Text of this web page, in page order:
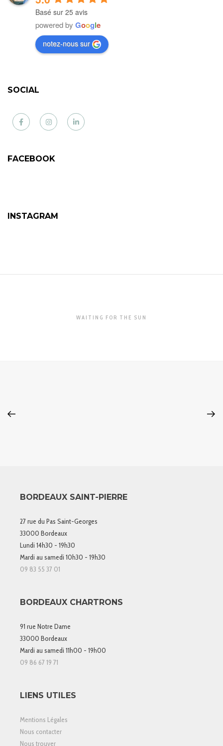
Basé sur 25 avis
powered by Google
notez-nous sur
SOCIAL
Facebook Instagram LinkedIn
FACEBOOK
INSTAGRAM
WAITING FOR THE SUN
BORDEAUX SAINT-PIERRE
27 rue du Pas Saint-Georges
33000 Bordeaux
Lundi 14h30 - 19h30
Mardi au samedi 10h30 - 19h30
09 83 55 37 01
BORDEAUX CHARTRONS
91 rue Notre Dame
33000 Bordeaux
Mardi au samedi 11h00 - 19h00
09 86 67 19 71
LIENS UTILES
Mentions Légales
Nous contacter
Nous trouver